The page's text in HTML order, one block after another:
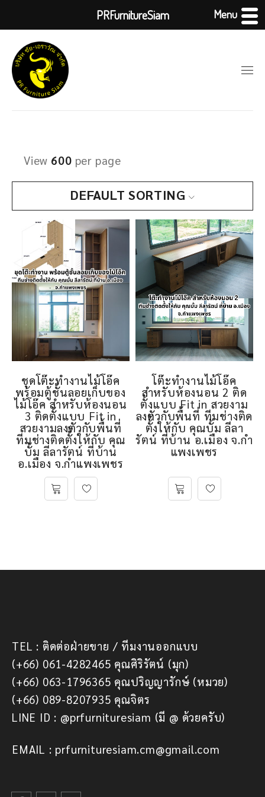
DEFAULT SORTING
View 600 per page
ชุดโต๊ะทํางานไม้โอ๊ค
พร้อมตู้ชั้นลอยเก็บของ
ไม้โอ๊ค สำหรับห้องนอน
3 ติดตั้งแบบ Fit in
สวยงามลงตัวกับพื้นที่
ทีมช่างติดตั้้งให้กับ คุณ
บั้ม ลีลารัตน์ ที่บ้าน
อ.เมือง จ.กําแพงเพชร
โต๊ะทํางานไม้โอ๊ค
สำหรับห้องนอน 2 ติด
ตั้งแบบ Fit in สวยงาม
ลงตัวกับพื้นที่ ทีมช่างติด
ตั้้งให้กับ คุณบั้ม ลีลา
รัตน์ ที่บ้าน อ.เมือง จ.กํา
แพงเพชร
TEL : ติดต่อฝ่ายขาย / ทีมงานออกแบบ
(+66) 061-4282465 คุณศิริรัตน์ (มุก)
(+66) 063-1796365 คุณปริญญารักษ์ (หมวย)
(+66) 089-8207935 คุณจิตร
LINE ID : @prfurnituresiam (มี @ ด้วยครับ)
EMAIL : prfurnituresiam.cm@gmail.com
PRFurnitureSiam Menu